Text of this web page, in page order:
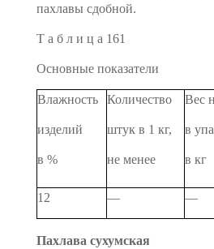
пахлавы сдобной.
Т а б л и ц а 161
Основные показатели
Влажность
изделий
в %
Количество
штук в 1 кг,
не менее
Вес
в
в кг
12
— —
Пахлава сухумская